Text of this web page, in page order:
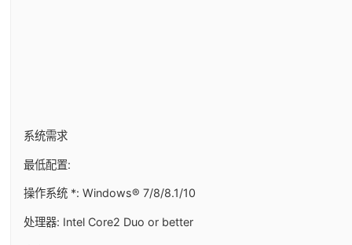
系统需求
最低配置:
操作系统 *: Windows® 7/8/8.1/10
处理器: Intel Core2 Duo or better